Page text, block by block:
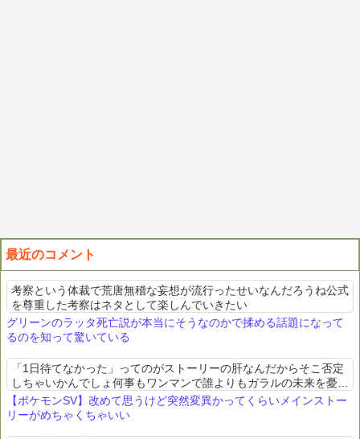
最近のコメント
考察という体裁で荒唐無稽な妄想が流行ったせいなんだろうね公式
を尊重した考察はネタとして楽しんでいきたい
グリーンのラッタ死亡説が本当にそうなのかで揉める話題になって
るのを知って驚いている
「1日待てなかった」ってのがストーリーの肝なんだからそこ否定
しちゃいかんでしょ何事もワンマンで誰よりもガラルの未来を憂て
いた人が狂ってしまう話なんだから
【ポケモンSV】改めて思うけど突然変異かってくらいメインストー
リーがめちゃくちゃいい